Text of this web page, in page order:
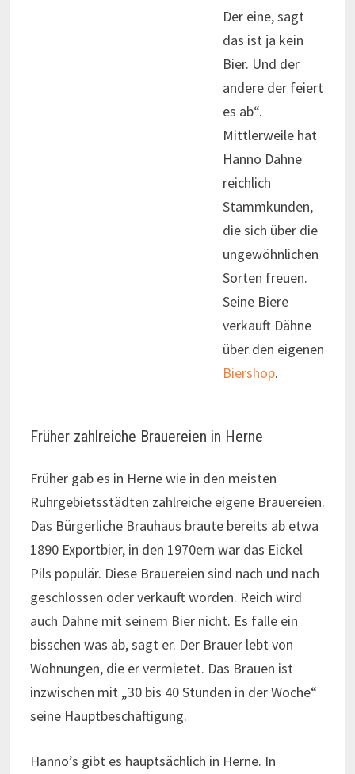
Der eine, sagt
das ist ja kein
Bier. Und der
andere der feiert
es ab“.
Mittlerweile hat
Hanno Dähne
reichlich
Stammkunden,
die sich über die
ungewöhnlichen
Sorten freuen.
Seine Biere
verkauft Dähne
über den eigenen
Biershop.
Früher zahlreiche Brauereien in Herne
Früher gab es in Herne wie in den meisten
Ruhrgebietsstädten zahlreiche eigene Brauereien.
Das Bürgerliche Brauhaus braute bereits ab etwa
1890 Exportbier, in den 1970ern war das Eickel
Pils populär. Diese Brauereien sind nach und nach
geschlossen oder verkauft worden. Reich wird
auch Dähne mit seinem Bier nicht. Es falle ein
bisschen was ab, sagt er. Der Brauer lebt von
Wohnungen, die er vermietet. Das Brauen ist
inzwischen mit „30 bis 40 Stunden in der Woche“
seine Hauptbeschäftigung.
Hanno’s gibt es hauptsächlich in Herne. In